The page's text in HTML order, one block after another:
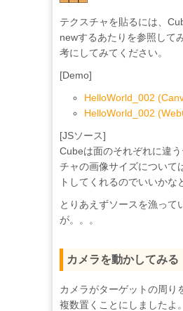
テクスチャを貼るには、
newするあたりを参照して
考にしてみてください。
[Demo]
HelloWorld_002
HelloWorld_002
[JSソース]
Cubeは面のそれぞれに違
チャの画像サイズについて
トしてくれるのでいいかな
とりあえずソースを漁って
が。。。
カメラを動かしてみる
カメラがターゲットの周り
複数置くことにしましたよ。